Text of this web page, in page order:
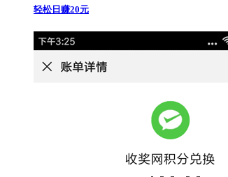
轻松日赚20元